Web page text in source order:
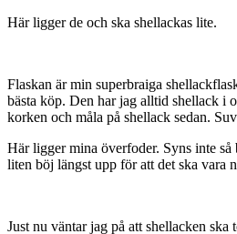
Här ligger de och ska shellackas lite.
Flaskan är min superbraiga
bästa köp. Den har jag alltid shellack i
korken och måla på shellack sedan.
Här ligger mina överfoder. Syns inte så
liten böj längst upp för att det ska vara
Just nu väntar jag på att shellacken ska